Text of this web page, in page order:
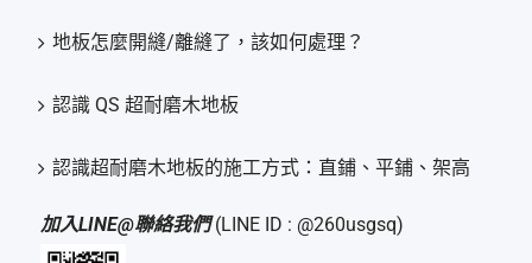
地板怎麼開縫/離縫了，該如何處理？
認識 QS 超耐磨木地板
認識超耐磨木地板的施工方式：直鋪、平鋪、架高
加入LINE@聯絡我們(LINE ID : @260usgsq)